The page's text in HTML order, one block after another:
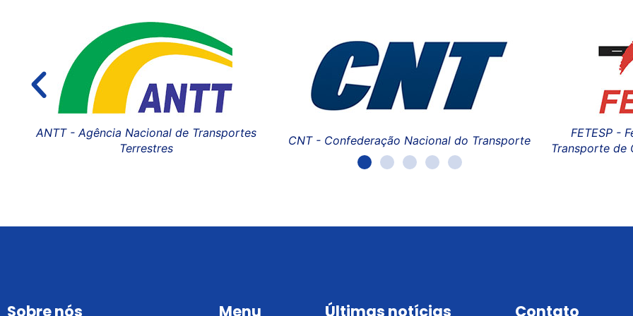
CNT - Confederação Nacional do Transporte
FETESP - Federação das Empresas de
Transporte de Carga do Estado de São Paulo
Sobre nós Menu Últimas notícias Contato